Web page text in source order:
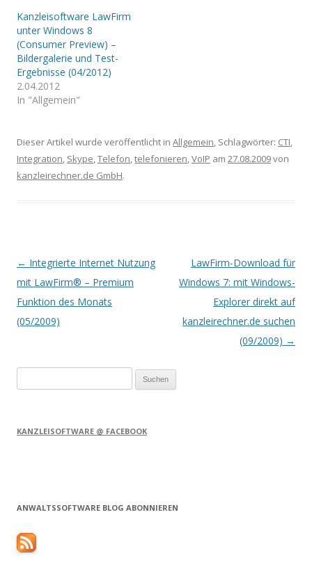
Kanzleisoftware LawFirm
unter Windows 8
(Consumer Preview) –
Bildergalerie und Test-
Ergebnisse (04/2012)
2.04.2012
In "Allgemein"
Dieser Artikel wurde veröffentlicht in Allgemein, Schlagwörter: CTI,
Integration, Skype,Telefon,telefonieren,VoIP am 27.08.2009von
kanzleirechner.de GmbH.
Artikel-Navigation
← Integrierte Internet Nutzung
mit LawFirm® – Premium
Funktion des Monats
(05/2009)
LawFirm-Download für
Windows 7: mit Windows-
Explorer direkt auf
kanzleirechner.de suchen
(09/2009) →
nach:
KANZLEISOFTWARE @ FACEBOOK
ANWALTSSOFTWARE BLOG ABONNIEREN